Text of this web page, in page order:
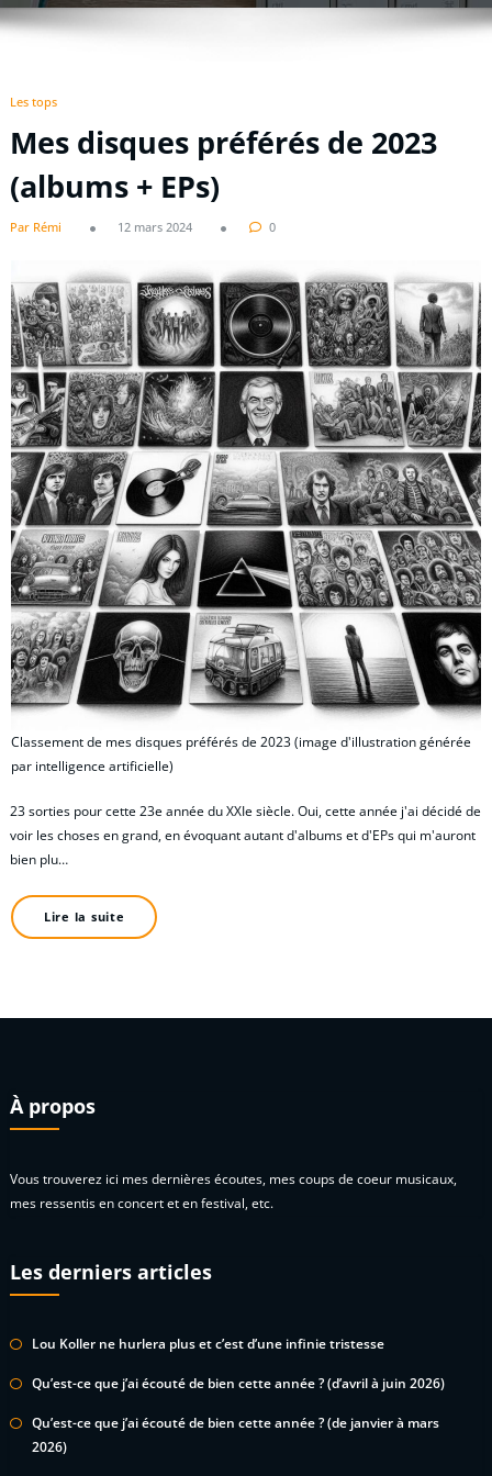
Les tops
Mes disques préférés de 2023
(albums + EPs)
Par Rémi 12 mars 2024 0
Classement de mes disques préférés de 2023 (image d'illustration générée
par intelligence artificielle)
23 sorties pour cette 23e année du XXIe siècle. Oui, cette année j'ai décidé de
voir les choses en grand, en évoquant autant d'albums et d'EPs qui m'auront
bien plu…
Lire la suite
À propos
Vous trouverez ici mes dernières écoutes, mes coups de coeur musicaux,
mes ressentis en concert et en festival, etc.
Les derniers articles
Lou Koller ne hurlera plus et c’est d’une infinie tristesse
Qu’est-ce que j’ai écouté de bien cette année ? (d’avril à juin 2026)
Qu’est-ce que j’ai écouté de bien cette année ? (de janvier à mars
2026)